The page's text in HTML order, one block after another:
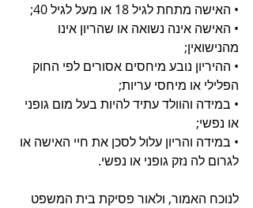
• האישה מתחת לגיל 18 או מעל לגיל 40;
• האישה אינה נשואה או שהריון אינו
מהנישואין;
• ההיריון נובע מיחסים אסורים לפי החוק
הפלילי או מיחסי עריות;
• במידה והוולד עתיד להיות בעל מום גופני
או נפשי;
• במידה והריון עלול לסכן את חיי האישה או
לגרום לה נזק גופני או נפשי.
לנוכח האמור, ולאור פסיקת בית המשפט